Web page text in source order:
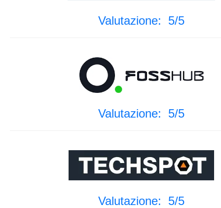
Valutazione: 5/5
Valutazione: 5/5
Valutazione: 5/5